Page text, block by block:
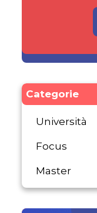
Categorie
Università
Focus
Master